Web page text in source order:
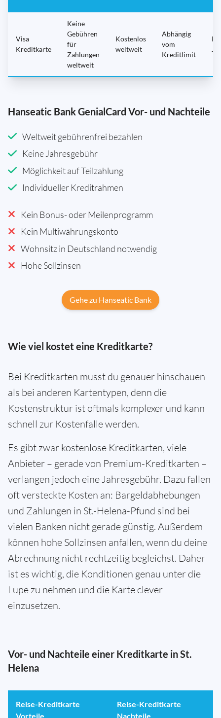
Visa
Kreditkarte
Keine
Gebühren
für
Zahlungen
weltweit
Kostenlos
weltweit
Abhängig
vom
Kreditlimit
Hanseatic Bank GenialCard Vor- und Nachteile
Weltweit gebührenfrei bezahlen
Keine Jahresgebühr
Möglichkeit auf Teilzahlung
Individueller Kreditrahmen
Kein Bonus- oder Meilenprogramm
Kein Multiwährungskonto
Wohnsitz in Deutschland notwendig
Hohe Sollzinsen
Gehe zu Hanseatic Bank
Wie viel kostet eine Kreditkarte?
Bei Kreditkarten musst du genauer hinschauen
als bei anderen Kartentypen, denn die
Kostenstruktur ist oftmals komplexer und kann
schnell zur Kostenfalle werden.
Es gibt zwar kostenlose Kreditkarten, viele
Anbieter – gerade von Premium-Kreditkarten –
verlangen jedoch eine Jahresgebühr. Dazu fallen
oft versteckte Kosten an: Bargeldabhebungen
und Zahlungen in St.-Helena-Pfund sind bei
vielen Banken nicht gerade günstig. Außerdem
können hohe Sollzinsen anfallen, wenn du deine
Abrechnung nicht rechtzeitig begleichst. Daher
ist es wichtig, die Konditionen genau unter die
Lupe zu nehmen und die Karte clever
einzusetzen.
Vor- und Nachteile einer Kreditkarte in St.
Helena
Reise-Kreditkarte
Vorteile
Reise-Kreditkarte
Nachteile